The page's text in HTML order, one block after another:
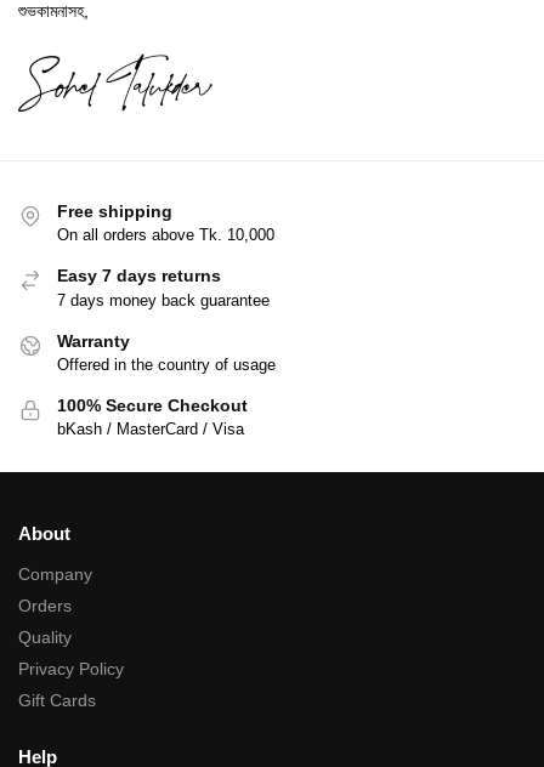
শুভকামনাসহ,
Free shipping
On all orders above Tk. 10,000
Easy 7 days returns
7 days money back guarantee
Warranty
Offered in the country of usage
100% Secure Checkout
bKash / MasterCard / Visa
About
Company
Orders
Quality
Privacy Policy
Gift Cards
Help